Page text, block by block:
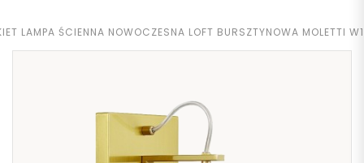
LAMPA ŚCIENNA NOWOCZESNA LOFT BURSZTYNOWA MOLETTI W1